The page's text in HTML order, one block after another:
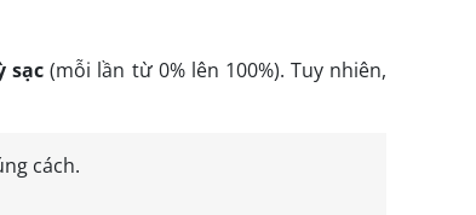
sạc (mỗi lần từ 0% lên 100%). Tuy nhiên,
cách.